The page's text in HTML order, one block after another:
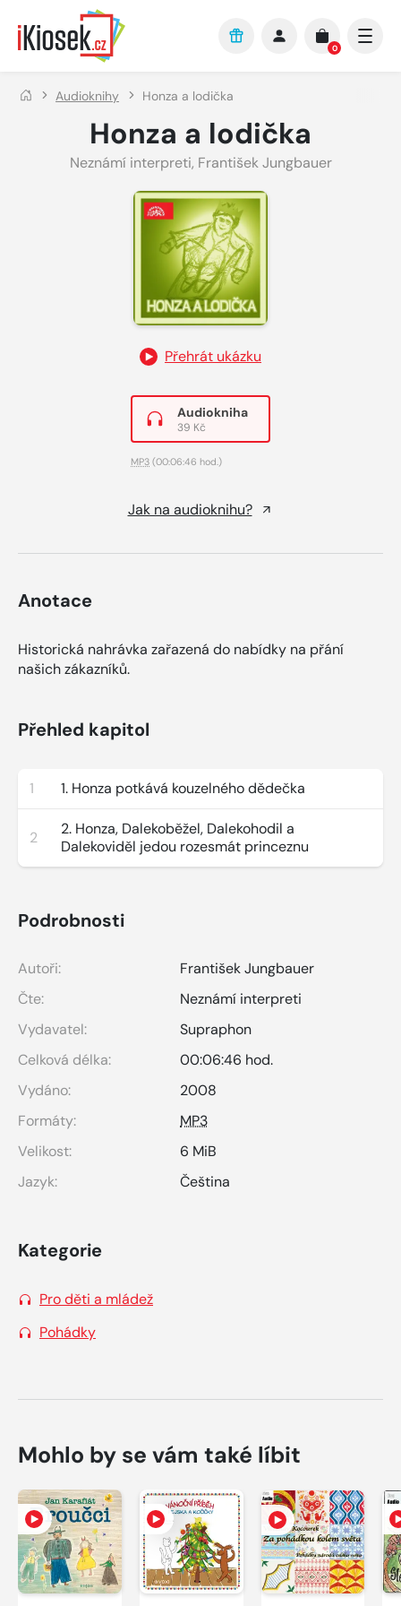
Přejít na hlavní obsah
0
Audioknihy Honza a lodička
Honza a lodička
Neznámí interpreti, František Jungbauer
Přehrát ukázku
Audiokniha
39 Kč
MP3 (00:06:46 hod.)
Jak na audioknihu?
Anotace
Historická nahrávka zařazená do nabídky na přání
našich zákazníků.
Přehled kapitol
1 1. Honza potkává kouzelného dědečka
2
2. Honza, Dalekoběžel, Dalekohodil a
Dalekoviděl jedou rozesmát princeznu
Podrobnosti
Autoři:
František Jungbauer
Čte:
Neznámí interpreti
Vydavatel:
Supraphon
Celková délka:
00:06:46 hod.
Vydáno:
2008
Formáty:
MP3
Velikost:
6 MiB
Jazyk:
Čeština
Kategorie
Pro děti a mládež
Pohádky
Mohlo by se vám také líbit